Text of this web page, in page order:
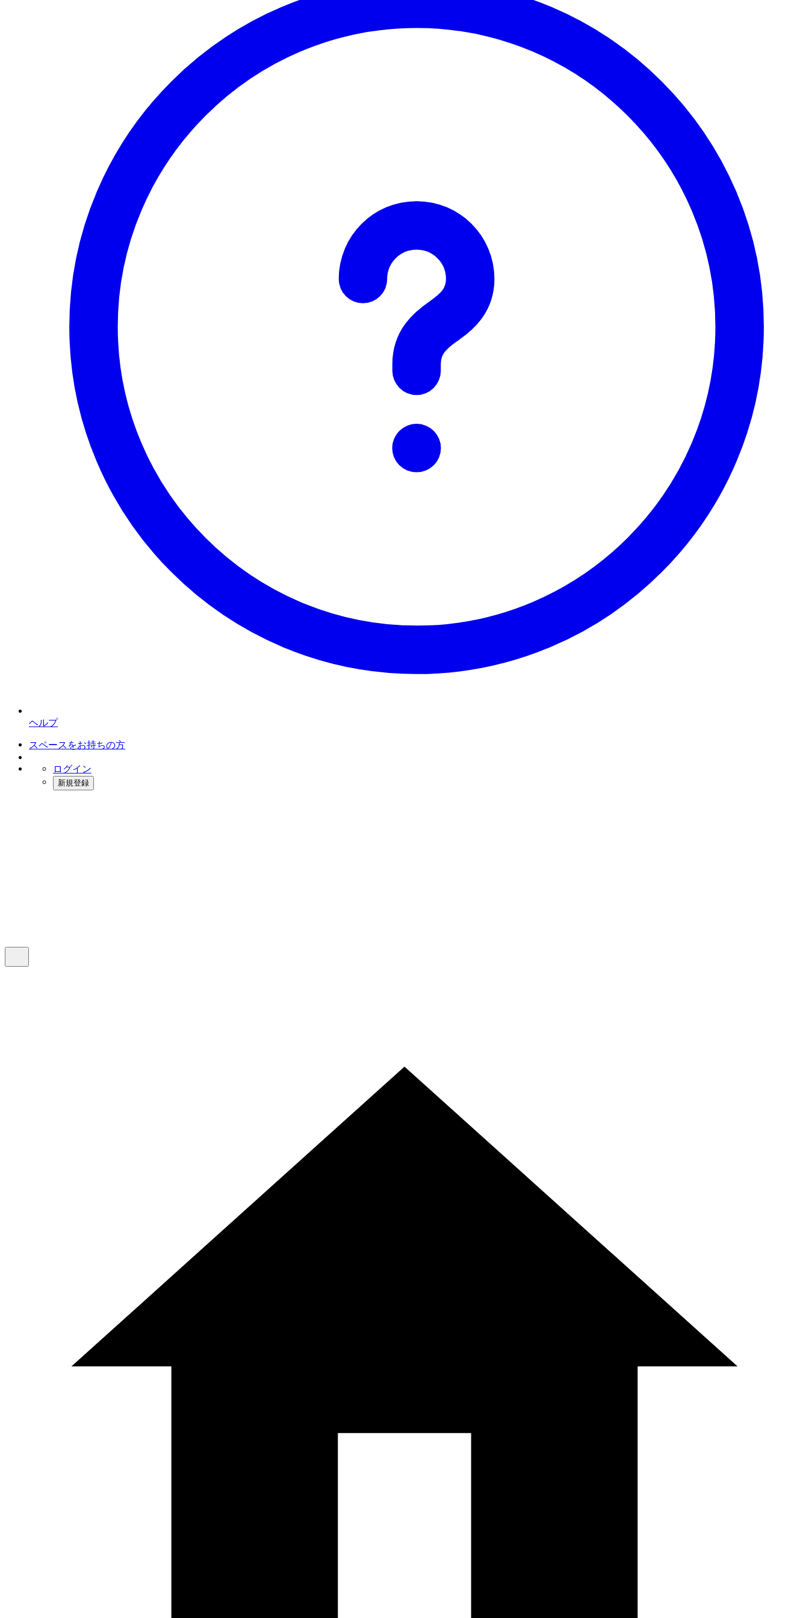
ヘルプ
スペースをお持ちの方
ログイン
新規登録